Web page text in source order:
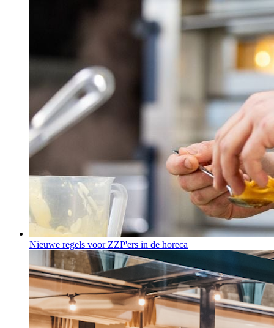
Nieuwe regels voor ZZP'ers in de horeca